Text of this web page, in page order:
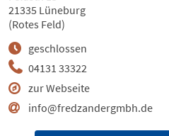
04131 33322
zur Webseite
info@fredzandergmbh.de
geschlossen
21335 Lüneburg
(Rotes Feld)